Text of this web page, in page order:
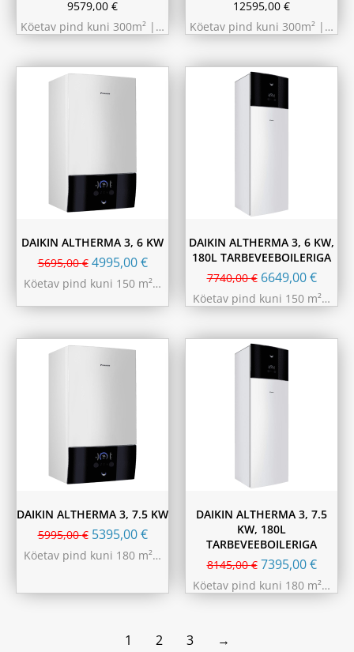
9579,00 €
Köetav pind kuni 300m² |…
12595,00 €
Köetav pind kuni 300m² |…
DAIKIN ALTHERMA 3, 6 KW
5695,00€ 4995,00€
Köetav pind kuni 150 m²…
DAIKIN ALTHERMA 3, 6 KW,
180L TARBEVEEBOILERIGA
7740,00€ 6649,00€
Köetav pind kuni 150 m²…
DAIKIN ALTHERMA 3, 7.5 KW
5995,00€ 5395,00€
Köetav pind kuni 180 m²…
DAIKIN ALTHERMA 3, 7.5
KW, 180L
TARBEVEEBOILERIGA
8145,00€ 7395,00€
Köetav pind kuni 180 m²…
1 2 3 →